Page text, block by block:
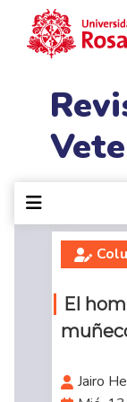
El
Jairo